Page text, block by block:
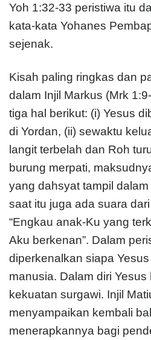
Yoh 1:32-33 peristiwa itu
kata-kata Yohanes
sejenak.
Kisah paling ringkas dan
dalam Injil Markus (Mrk
tiga hal berikut: (i) Yesus
di Yordan, (ii) sewaktu
langit terbelah dan Roh
burung merpati,
yang dahsyat tampil
saat itu juga ada suara
“Engkau anak-Ku yang
Aku berkenan”. Dalam
diperkenalkan siapa
manusia. Dalam diri
kekuatan surgawi. Injil
menyampaikan kembali
menerapkannya bagi